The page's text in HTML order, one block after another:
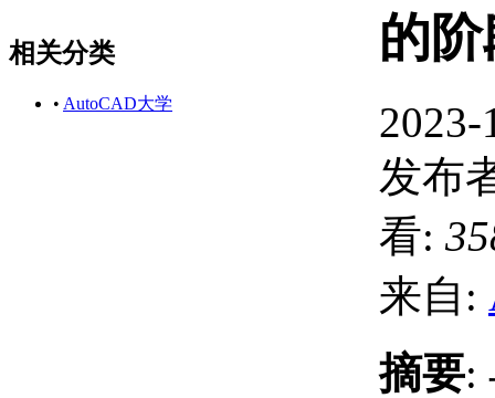
相关分类
• AutoCAD大学
的
2023-
发布
看:
来自:
摘要: